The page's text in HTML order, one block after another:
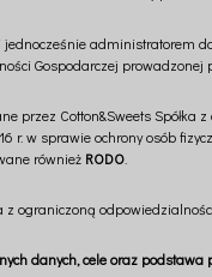
jednocześnie administratorem
Gospodarczej
przez Cotton&Sweets
r. w sprawie ochrony osób
również RODO
z ograniczoną
danych, cele oraz podstawa